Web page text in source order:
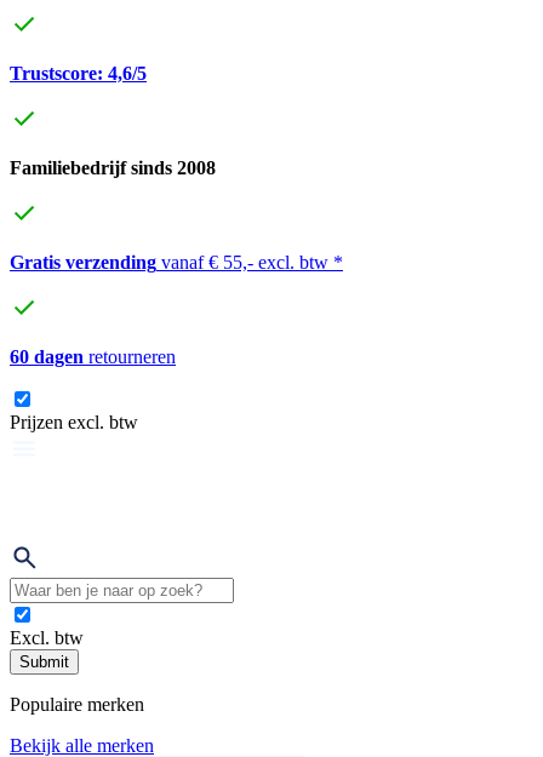
Trustscore: 4,6/5
Familiebedrijf sinds 2008
Gratis verzending vanaf € 55,- excl. btw *
60 dagen retourneren
Prijzen excl. btw
Excl. btw
Submit
Populaire merken
Bekijk alle merken